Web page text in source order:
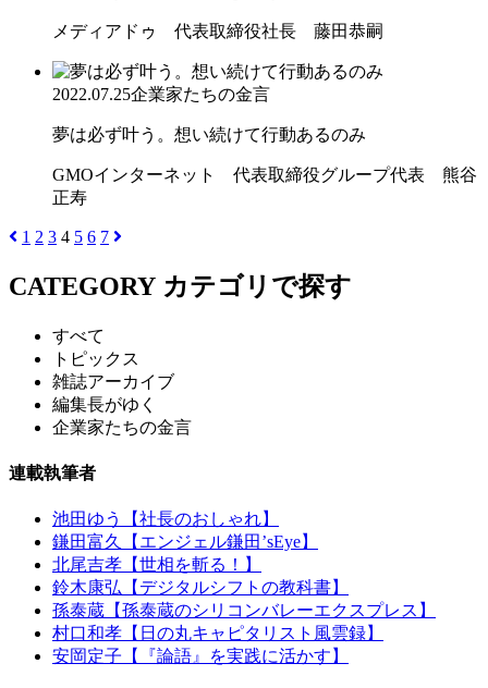
メディアドゥ 代表取締役社長 藤田恭嗣
2022.07.25企業家たちの金言
夢は必ず叶う。想い続けて行動あるのみ
GMOインターネット 代表取締役グループ代表 熊谷
正寿
1 2 3 4 5 6 7
CATEGORY カテゴリで探す
すべて
トピックス
雑誌アーカイブ
編集長がゆく
企業家たちの金言
連載執筆者
池田ゆう【社長のおしゃれ】
鎌田富久【エンジェル鎌田’sEye】
北尾吉孝【世相を斬る！】
鈴木康弘【デジタルシフトの教科書】
孫泰蔵【孫泰蔵のシリコンバレーエクスプレス】
村口和孝【日の丸キャピタリスト風雲録】
安岡定子【『論語』を実践に活かす】